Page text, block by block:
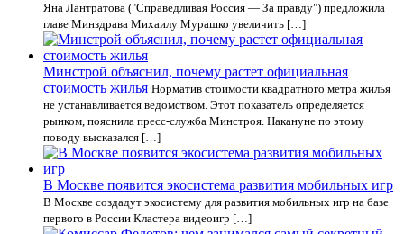
Яна Лантратова ("Справедливая Россия — За правду") предложила
главе Минздрава Михаилу Мурашко увеличить […]
Минстрой объяснил, почему растет официальная
стоимость жилья Норматив стоимости квадратного метра жилья
не устанавливается ведомством. Этот показатель определяется
рынком, пояснила пресс-служба Минстроя. Накануне по этому
поводу высказался […]
В Москве появится экосистема развития мобильных игр
В Москве создадут экосистему для развития мобильных игр на базе
первого в России Кластера видеоигр […]